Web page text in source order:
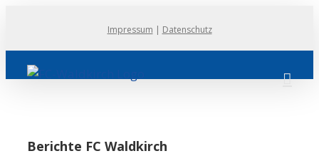
springen
Impressum | Datenschutz
Berichte FC Waldkirch